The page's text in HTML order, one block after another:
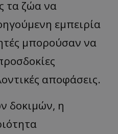
τα ζώα να
εμπειρία
μπορούσαν να
αποφάσεις.
δοκιμών, η